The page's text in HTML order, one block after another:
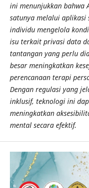
ini menunjukkan bahwa
satunya melalui aplikasi
individu mengelola
isu terkait privasi data
tantangan yang perlu
besar meningkatkan
perencanaan terapi
Dengan regulasi yang
inklusif, teknologi ini
meningkatkan
mental secara efektif.